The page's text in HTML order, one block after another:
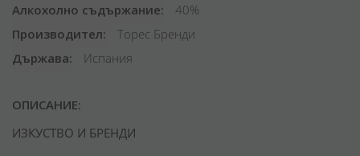
Алкохолно съдържание
40%
Производител
Торес Бренди
Държава
Испания
ОПИСАНИЕ:
ИЗКУСТВО И БРЕНДИ